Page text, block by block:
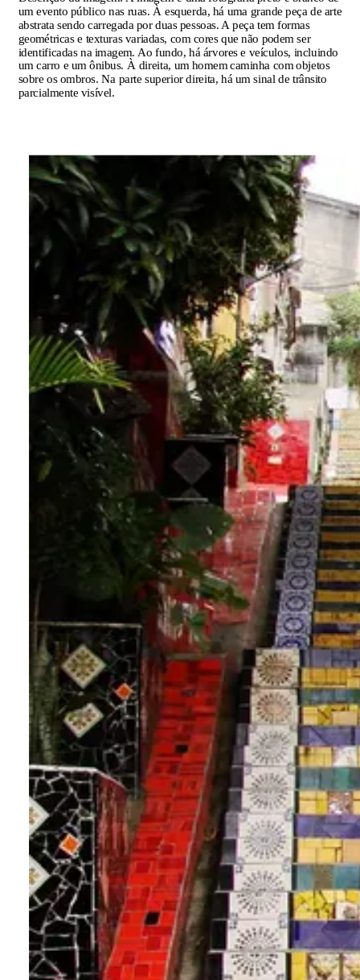
um evento público nas ruas. À esquerda, há uma grande peça de arte
abstrata sendo carregada por duas pessoas. A peça tem formas
geométricas e texturas variadas, com cores que não podem ser
identificadas na imagem. Ao fundo, há árvores e veículos, incluindo
um carro e um ônibus. À direita, um homem caminha com objetos
sobre os ombros. Na parte superior direita, há um sinal de trânsito
parcialmente visível.